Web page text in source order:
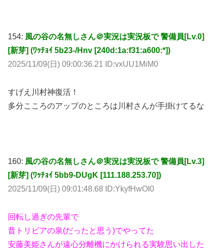
154: 風の谷の名無しさん＠実況は実況板で 警備員[Lv.0]
[新芽] (ﾜｯﾁｮｲ 5b23-/Hnv [240d:1a:f31:a600:*])
2025/11/09(日) 09:00:36.21 ID:vxUU1MiM0
すげえ川村神復活！
多分こころのアップのところは川村さんが手掛けてるな
160: 風の谷の名無しさん＠実況は実況板で 警備員[Lv.3]
[新芽] (ﾜｯﾁｮｲ 5bb9-DUgK [111.188.253.70])
2025/11/09(日) 09:01:48.68 ID:YkyfHwOI0
回転し過ぎの先輩で
昔トリビアの泉(だったと思う)でやってた
安藤美姫さんが遠心分離機にかけられる実験思い出した